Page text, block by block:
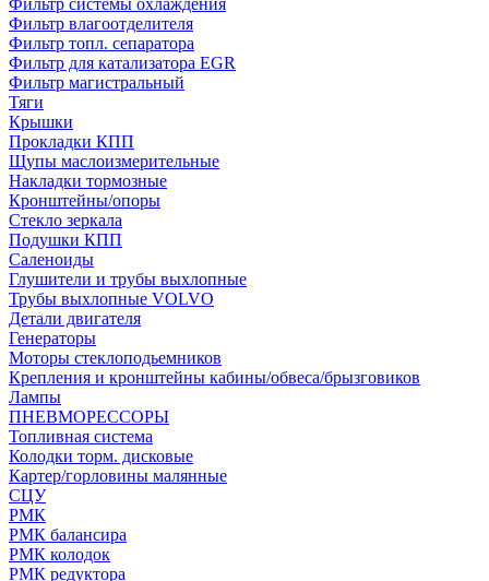
Фильтр системы охлаждения
Фильтр влагоотделителя
Фильтр топл. сепаратора
Фильтр для катализатора EGR
Фильтр магистральный
Тяги
Крышки
Прокладки КПП
Щупы маслоизмерительные
Накладки тормозные
Кронштейны/опоры
Стекло зеркала
Подушки КПП
Саленоиды
Глушители и трубы выхлопные
Трубы выхлопные VOLVO
Детали двигателя
Генераторы
Моторы стеклоподьемников
Крепления и кронштейны кабины/обвеса/брызговиков
Лампы
ПНЕВМОРЕССОРЫ
Топливная система
Колодки торм. дисковые
Картер/горловины малянные
СЦУ
РМК
РМК балансира
РМК колодок
РМК редуктора